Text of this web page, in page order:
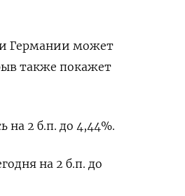
Германии может
также покажет
на 2 б.п. до 4,44%.
на 2 б.п. до